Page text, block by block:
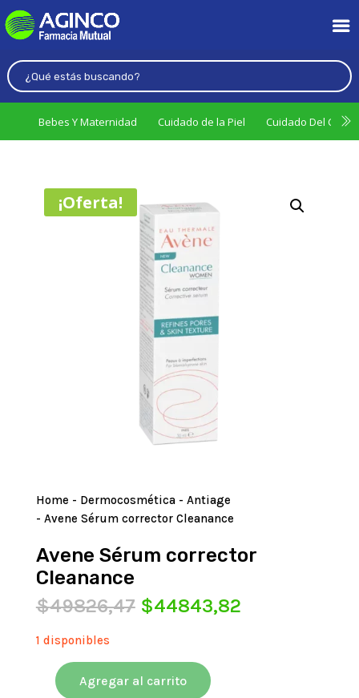
Bebes Y Maternidad Cuidado de la Piel Cuidado Del
¡Oferta!
Home - Dermocosmética- Antiage
- Avene Sérum corrector Cleanance
Avene Sérum corrector
Cleanance
$49826,47 El
era:
$49826,47.
$44843,82El
1 disponibles
Avene
Agregar al carrito